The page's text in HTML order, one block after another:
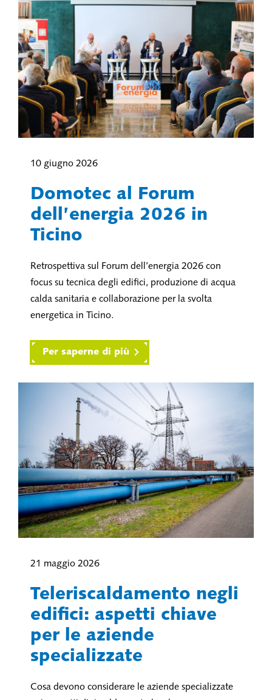
10 giugno 2026
Domotec al Forum
dell’energia 2026 in
Ticino
Retrospettiva sul Forum dell’energia 2026 con
focus su tecnica degli edifici, produzione di acqua
calda sanitaria e collaborazione per la svolta
energetica in Ticino.
Per saperne di più
21 maggio 2026
Teleriscaldamento negli
edifici: aspetti chiave
per le aziende
specializzate
Cosa devono considerare le aziende specializzate